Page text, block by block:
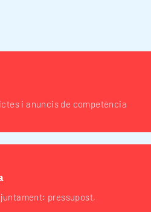
i anuncis de competència
pressupost,